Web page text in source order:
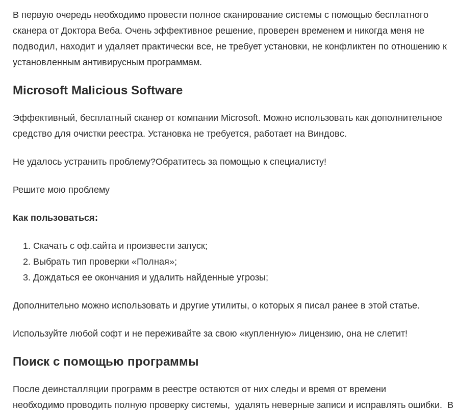
В первую очередь необходимо провести полное сканирование системы с помощью бесплатного
сканера от Доктора Веба. Очень эффективное решение, проверен временем и никогда меня не
подводил, находит и удаляет практически все, не требует установки, не конфликтен по отношению к
установленным антивирусным программам.
Microsoft Malicious Software
Эффективный, бесплатный сканер от компании Microsoft. Можно использовать как дополнительное
средство для очистки реестра. Установка не требуется, работает на Виндовс.
Не удалось устранить проблему?Обратитесь за помощью к специалисту!
Решите мою проблему
Как пользоваться:
Скачать с оф.сайта и произвести запуск;
Выбрать тип проверки «Полная»;
Дождаться ее окончания и удалить найденные угрозы;
Дополнительно можно использовать и другие утилиты, о которых я писал ранее в этой статье.
Используйте любой софт и не переживайте за свою «купленную» лицензию, она не слетит!
Поиск с помощью программы
После деинсталляции программ в реестре остаются от них следы и время от времени
необходимо проводить полную проверку системы, удалять неверные записи и исправлять ошибки. В